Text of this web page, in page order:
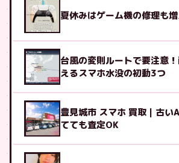
夏休みはゲーム機の修理も
台風の変則ルートで要注意
えるスマホ水没の初動3つ
豊見城市 スマホ 買取｜古
てても査定OK